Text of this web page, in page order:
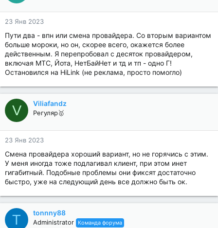
23 Янв 2023
Пути два - впн или смена провайдера. Со вторым вариантом
больше мороки, но он, скорее всего, окажется более
действенным. Я перепробовал с десяток провайдером,
включая МТС, Йота, НетБайНет и тд и тп - одно Г!
Остановился на HiLink (не реклама, просто помогло)
V Viliafandz
Регуляр🥇
23 Янв 2023
Смена провайдера хороший вариант, но не горячись с этим.
У меня иногда тоже подлагивал клиент, при этом инет
гигабитный. Подобные проблемы они фиксят достаточно
быстро, уже на следующий день все должно быть ок.
T tonnny88
Administrator Команда форума